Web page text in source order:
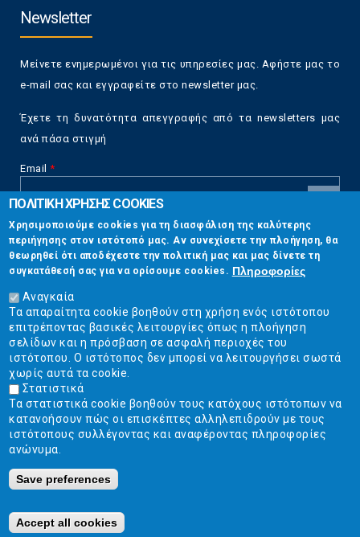
Newsletter
Μείνετε ενημερωμένοι για τις υπηρεσίες μας. Αφήστε μας το
e-mail σας και εγγραφείτε στο newsletter μας.
Έχετε τη δυνατότητα απεγγραφής από τα newsletters μας
ανά πάσα στιγμή
Email *
CAPTCHA
This
question is
for testing
whether or
not you are a
human visitor
and to
prevent
automated
spam
submissions.
5+2
Επικοινωνία
Στουρνάρη 17, Αθήνα 10683
2103304444
info@ekpizo.gr
www.ekpizo.gr
Δευ - Πεμ:10:00 πμ - 2:00 μμ
Σάβ - Κυρ: Κλειστά
Κατασκευή ιστοσελίδων Istology | Web & Marketing Solutions
ΠΟΛΙΤΙΚΗ ΧΡΗΣΗΣ COOKIES
Χρησιμοποιούμε cookies για τη διασφάλιση της καλύτερης
περιήγησης στον ιστότοπό μας. Αν συνεχίσετε την πλοήγηση, θα
θεωρηθεί ότι αποδέχεστε την πολιτική μας και μας δίνετε τη
συγκατάθεσή σας για να ορίσουμε cookies. Πληροφορίες
Αναγκαία
Τα απαραίτητα cookie βοηθούν στη χρήση ενός ιστότοπου
επιτρέποντας βασικές λειτουργίες όπως η πλοήγηση
σελίδων και η πρόσβαση σε ασφαλή περιοχές του
ιστότοπου. Ο ιστότοπος δεν μπορεί να λειτουργήσει σωστά
χωρίς αυτά τα cookie.
Στατιστικά
Τα στατιστικά cookie βοηθούν τους κατόχους ιστότοπων να
κατανοήσουν πώς οι επισκέπτες αλληλεπιδρούν με τους
ιστότοπους συλλέγοντας και αναφέροντας πληροφορίες
ανώνυμα.
Save preferences
Accept all cookies